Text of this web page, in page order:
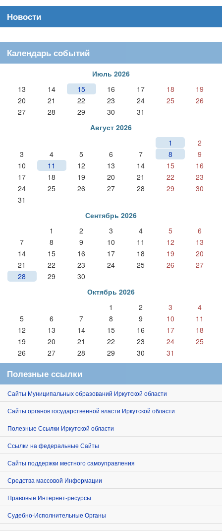
Новости
Календарь событий
Июль 2026
13
14 15 16 17 18
19
20
21 22 23 24 25
26
27
28 29 30
31
Август 2026
1
2
3
4 5 6 7 8
9
10
11 12 13 14 15
16
17
18 19 20 21 22
23
24
25 26 27 28 29
30
31
Сентябрь 2026
1
2 3 4 5
6
7
8 9 10 11 12
13
14
15 16 17 18 19
20
21
22 23 24 25 26
27
28
29
30
Октябрь 2026
1
2 3
4
5
6 7 8 9 10
11
12
13 14 15 16 17
18
19
20 21 22 23 24
25
26
27 28 29 30 31
Полезные ссылки
Сайты Муниципальных образований Иркутской области
Сайты органов государственной власти Иркутской области
Полезные Ссылки Иркутской области
Ссылки на федеральные Сайты
Сайты поддержки местного самоуправления
Средства массовой Информации
Правовые Интернет-ресурсы
Судебно-Исполнительные Органы